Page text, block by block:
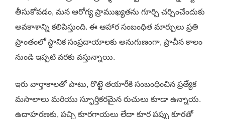
తీసుకోవడం, మన ఆరోగ్య ప్రాముఖ్యతను గూర్చి చర్చించేందుకు
అవకాశాన్ని కలిపిస్తుంది. ఈ ఆహార సంబంధిత మార్పులు ప్రతి
ప్రాంతంలో స్థానిక సంప్రదాయాలకు అనుగుణంగా, ప్రాచీన కాలం
నుండి ఇప్పటి వరకు వస్తున్నాయి.
ఇరు వార్తాకాలతో పాటు, రొట్టె తయారీకి సంబంధించిన ప్రత్యేక
మసాలాలు మరియు స్ఫూర్తికరమైన రుచులు కూడా ఉన్నాయ.
ఉదాహరణకు, పచ్చి కూరగాయలు లేదా కూర పప్పు కూరతో